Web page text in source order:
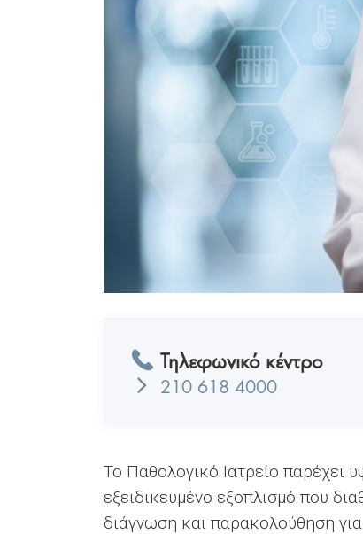
Τηλεφωνικό κέντρο
210 618 4000
Το Παθολογικό Ιατρείο παρέχει
εξειδικευμένο εξοπλισμό που
διάγνωση και παρακολούθηση